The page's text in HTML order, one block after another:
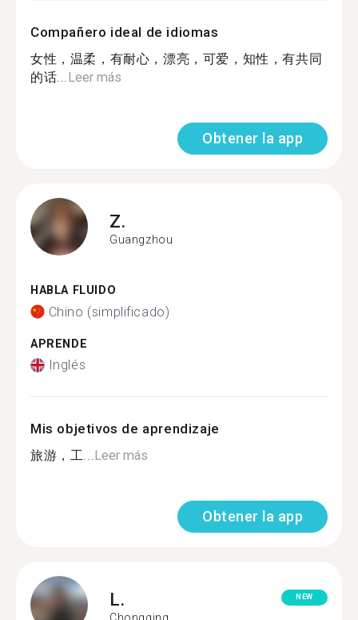
Compañero ideal de idiomas
女性，温柔，有耐心，漂亮，可爱，知性，有共同
的话...Leer más
Obtener la app
Z.
Guangzhou
HABLA FLUIDO
Chino (simplificado)
APRENDE
Inglés
Mis objetivos de aprendizaje
旅游，工...Leer más
Obtener la app
L.
Chongqing
NEW